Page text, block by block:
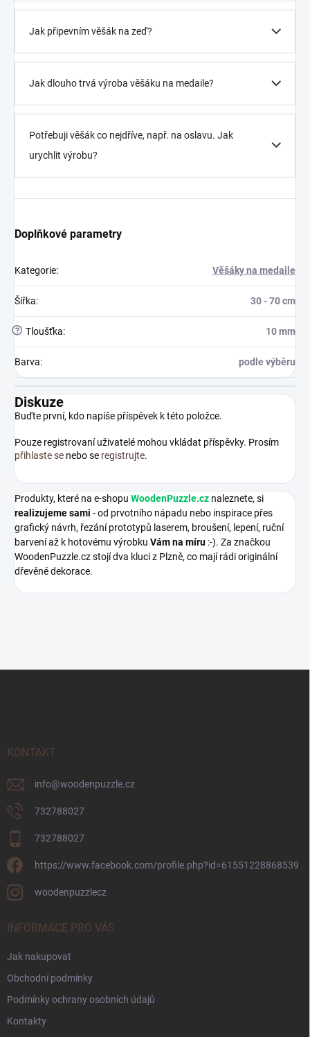
Jak připevním věšák na zeď?
Jak dlouho trvá výroba věšáku na medaile?
Potřebuji věšák co nejdříve, např. na oslavu. Jak
urychlit výrobu?
Doplňkové parametry
Kategorie: Věšáky na medaile
Šířka: 30 - 70 cm
? Tloušťka: 10 mm
Barva: podle výběru
Diskuze
Buďte první, kdo napíše příspěvek k této položce.
Pouze registrovaní uživatelé mohou vkládat příspěvky. Prosím
přihlaste se nebo se registrujte.
Produkty, které na e-shopu WoodenPuzzle.cz naleznete, si
realizujeme sami - od prvotního nápadu nebo inspirace přes
grafický návrh, řezání prototypů laserem, broušení, lepení, ruční
barvení až k hotovému výrobku Vám na míru :-). Za značkou
WoodenPuzzle.cz stojí dva kluci z Plzně, co mají rádi originální
dřevěné dekorace.
KONTAKT
info@woodenpuzzle.cz
732788027
732788027
https://www.facebook.com/profile.php?id=61551228868539
woodenpuzzlecz
INFORMACE PRO VÁS
Jak nakupovat
Obchodní podmínky
Podmínky ochrany osobních údajů
Kontakty